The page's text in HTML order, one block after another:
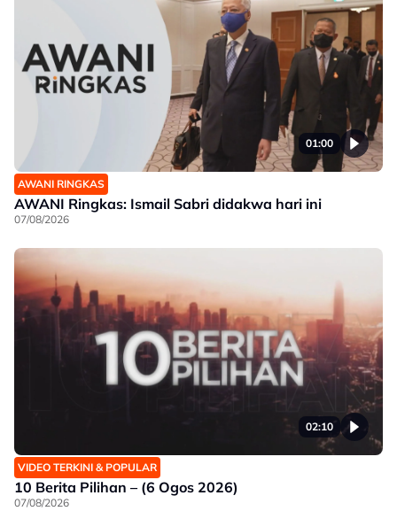
01:00
AWANI RINGKAS
AWANI Ringkas: Ismail Sabri didakwa hari ini
07/08/2026
02:10
VIDEO TERKINI & POPULAR
10 Berita Pilihan – (6 Ogos 2026)
07/08/2026